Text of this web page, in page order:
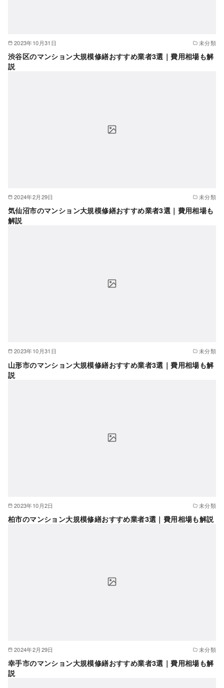
2023年10月31日 未分類
渋谷区のマンション大規模修繕おすすめ業者3選｜費用相場も解
説
2024年2月29日 未分類
気仙沼市のマンション大規模修繕おすすめ業者3選｜費用相場も
解説
2023年10月31日 未分類
山形市のマンション大規模修繕おすすめ業者3選｜費用相場も解
説
2023年10月2日 未分類
柏市のマンション大規模修繕おすすめ業者3選｜費用相場も解説
2024年2月29日 未分類
幸手市のマンション大規模修繕おすすめ業者3選｜費用相場も解
説